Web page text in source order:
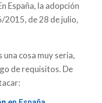
España, la adopción
2015, de 28 de julio,
cosa muy seria,
de requisitos. De